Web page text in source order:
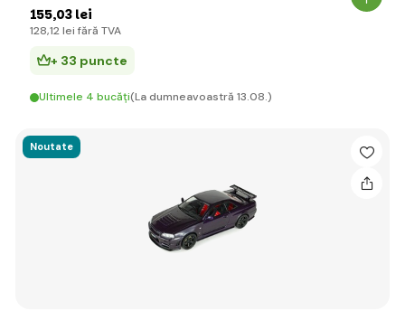
155,03 lei
128,12 lei fără TVA
+ 33 puncte
Ultimele 4 bucăți(La dumneavoastră 13.08.)
Noutate